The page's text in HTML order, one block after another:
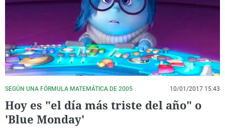
La rosa de los vientos
Gente viajera
Como el perro y el
Caso
Retornados
Equipo de
Operación Viuda
Extremadura
Galicia
La Rioja
Navarra
País Vasco
Virales
Televisión
Elecciones
SEGÚN UNA FÓRMULA MATEMÁTICA DE 2005 10/01/2017 15:43
Hoy es "el día más triste del año" o
'Blue Monday'